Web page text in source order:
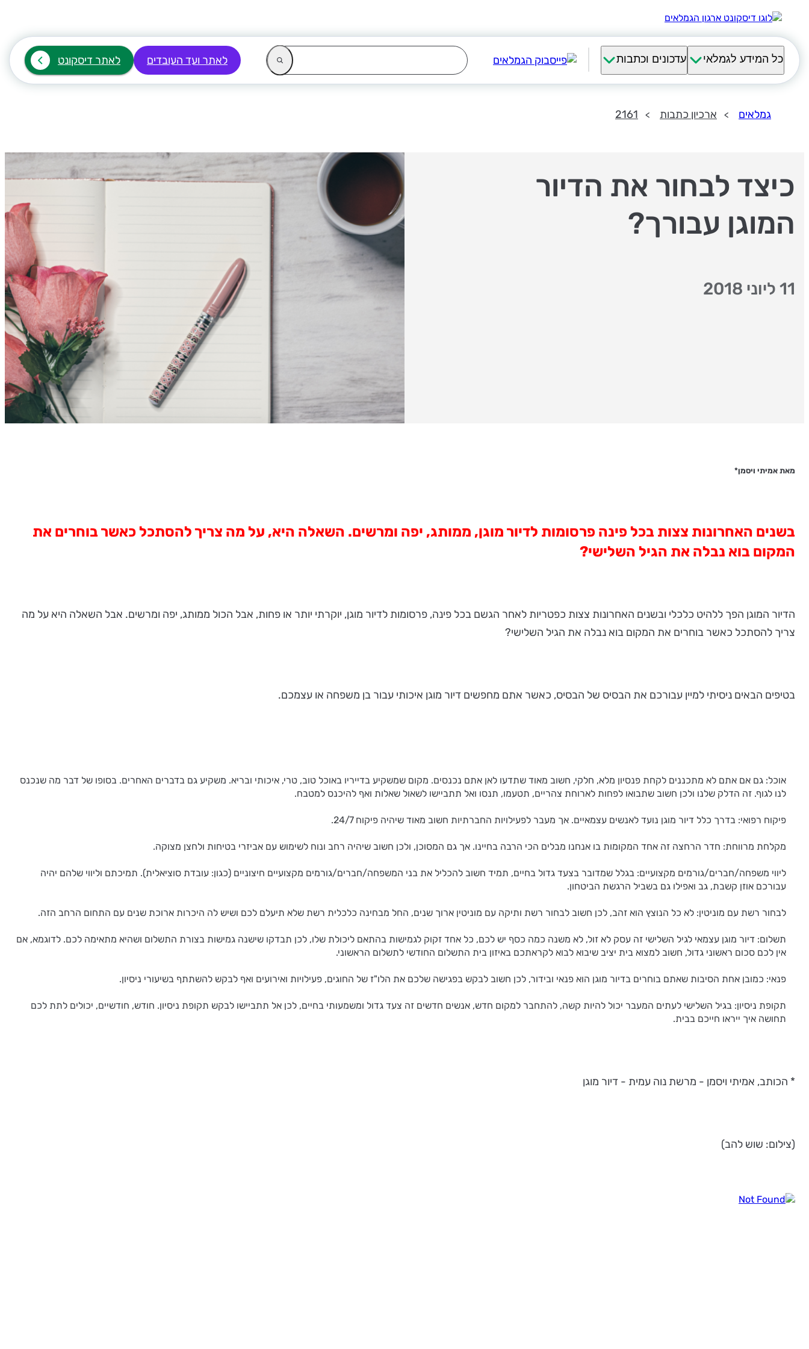
כל המידע לגמלאי עדכונים וכתבות לאתר ועד העובדים לאתר דיסקונט
גמלאים ארכיון כתבות 2161
כיצד לבחור את הדיור
המוגן עבורך?
11 ליוני 2018
מאת אמיתי ויסמן*
בשנים האחרונות צצות בכל פינה פרסומות לדיור מוגן, ממותג, יפה ומרשים. השאלה היא, על מה צריך להסתכל כאשר בוחרים את
המקום בוא נבלה את הגיל השלישי?
הדיור המוגן הפך ללהיט כלכלי ובשנים האחרונות צצות כפטריות לאחר הגשם בכל פינה, פרסומות לדיור מוגן, יוקרתי יותר או פחות, אבל הכול ממותג, יפה ומרשים. אבל השאלה היא על מה
צריך להסתכל כאשר בוחרים את המקום בוא נבלה את הגיל השלישי?
בטיפים הבאים ניסיתי למיין עבורכם את הבסיס של הבסיס, כאשר אתם מחפשים דיור מוגן איכותי עבור בן משפחה או עצמכם.
אוכל: גם אם אתם לא מתכננים לקחת פנסיון מלא, חלקי, חשוב מאוד שתדעו לאן אתם נכנסים. מקום שמשקיע בדייריו באוכל טוב, טרי, איכותי ובריא. משקיע גם בדברים האחרים. בסופו של דבר מה שנכנס
לנו לגוף. זה הדלק שלנו ולכן חשוב שתבואו לפחות לארוחת צהריים, תטעמו, תנסו ואל תתביישו לשאול שאלות ואף להיכנס למטבח.
פיקוח רפואי: בדרך כלל דיור מוגן נועד לאנשים עצמאיים. אך מעבר לפעילויות החברתיות חשוב מאוד שיהיה פיקוח 24/7.
מקלחת מרווחת: חדר הרחצה זה אחד המקומות בו אנחנו מבלים הכי הרבה בחיינו. אך גם המסוכן, ולכן חשוב שיהיה רחב ונוח לשימוש עם אביזרי בטיחות ולחצן מצוקה.
ליווי משפחה/חברים/גורמים מקצועיים: בגלל שמדובר בצעד גדול בחיים, תמיד חשוב להכליל את בני המשפחה/חברים/גורמים מקצועיים חיצוניים (כגון: עובדת סוציאלית). תמיכתם וליווי שלהם יהיה
עבורכם אוזן קשבת, גב ואפילו גם בשביל הרגשת הביטחון.
לבחור רשת עם מוניטין: לא כל הנוצץ הוא זהב, לכן חשוב לבחור רשת ותיקה עם מוניטין ארוך שנים, החל מבחינה כלכלית רשת שלא תיעלם לכם ושיש לה היכרות ארוכת שנים עם התחום הרחב הזה.
תשלום: דיור מוגן עצמאי לגיל השלישי זה עסק לא זול, לא משנה כמה כסף יש לכם, כל אחד זקוק לגמישות בהתאם ליכולת שלו, לכן תבדקו שישנה גמישות בצורת התשלום ושהיא מתאימה לכם. לדוגמא, אם
אין לכם סכום ראשוני גדול, חשוב למצוא בית יציב שיבוא לבוא לקראתכם באיזון בית התשלום החודשי לתשלום הראשוני.
פנאי: כמובן אחת הסיבות שאתם בוחרים בדיור מוגן הוא פנאי ובידור, לכן חשוב לבקש בפגישה שלכם את הלו"ז של החוגים, פעילויות ואירועים ואף לבקש להשתתף בשיעורי ניסיון.
תקופת ניסיון: בגיל השלישי לעתים המעבר יכול להיות קשה, להתחבר למקום חדש, אנשים חדשים זה צעד גדול ומשמעותי בחיים, לכן אל תתביישו לבקש תקופת ניסיון. חודש, חודשיים, יכולים לתת לכם
תחושה איך ייראו חייכם בבית.
* הכותב, אמיתי ויסמן - מרשת נוה עמית - דיור מוגן
(צילום: שוש להב)